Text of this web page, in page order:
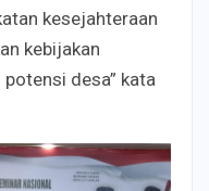
kesejahteraan
kebijakan
desa” kata